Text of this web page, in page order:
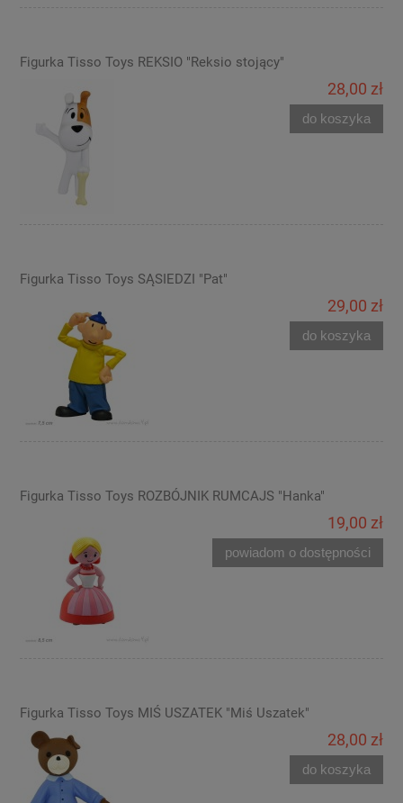
Figurka Tisso Toys REKSIO "Reksio stojący"
28,00 zł
do koszyka
Figurka Tisso Toys SĄSIEDZI "Pat"
29,00 zł
do koszyka
Figurka Tisso Toys ROZBÓJNIK RUMCAJS "Hanka"
19,00 zł
powiadom o dostępności
Figurka Tisso Toys MIŚ USZATEK "Miś Uszatek"
28,00 zł
do koszyka